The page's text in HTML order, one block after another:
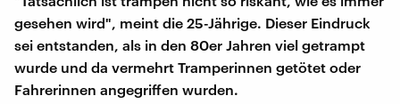
gesehen wird", meint die 25-Jährige. Dieser Eindruck
sei entstanden, als in den 80er Jahren viel getrampt
wurde und da vermehrt Tramperinnen getötet oder
Fahrerinnen angegriffen wurden.